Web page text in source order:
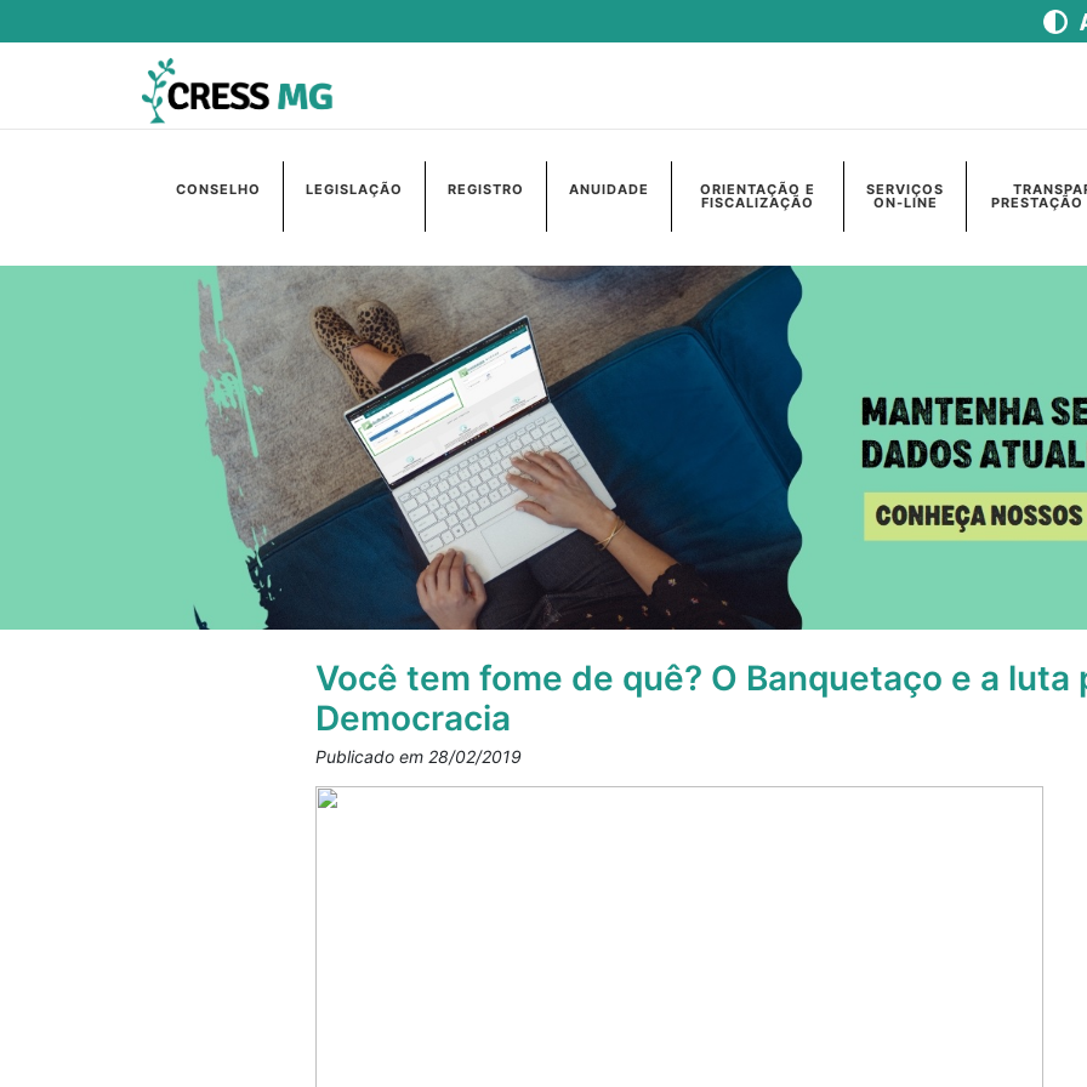
CONSELHO LEGISLAÇÃO REGISTRO ANUIDADE ORIENTAÇÃO E
FISCALIZAÇÃO
SERVIÇOS
ON-LINE
Você tem fome de quê? O Banquetaço e a luta
Democracia
Publicado em 28/02/2019